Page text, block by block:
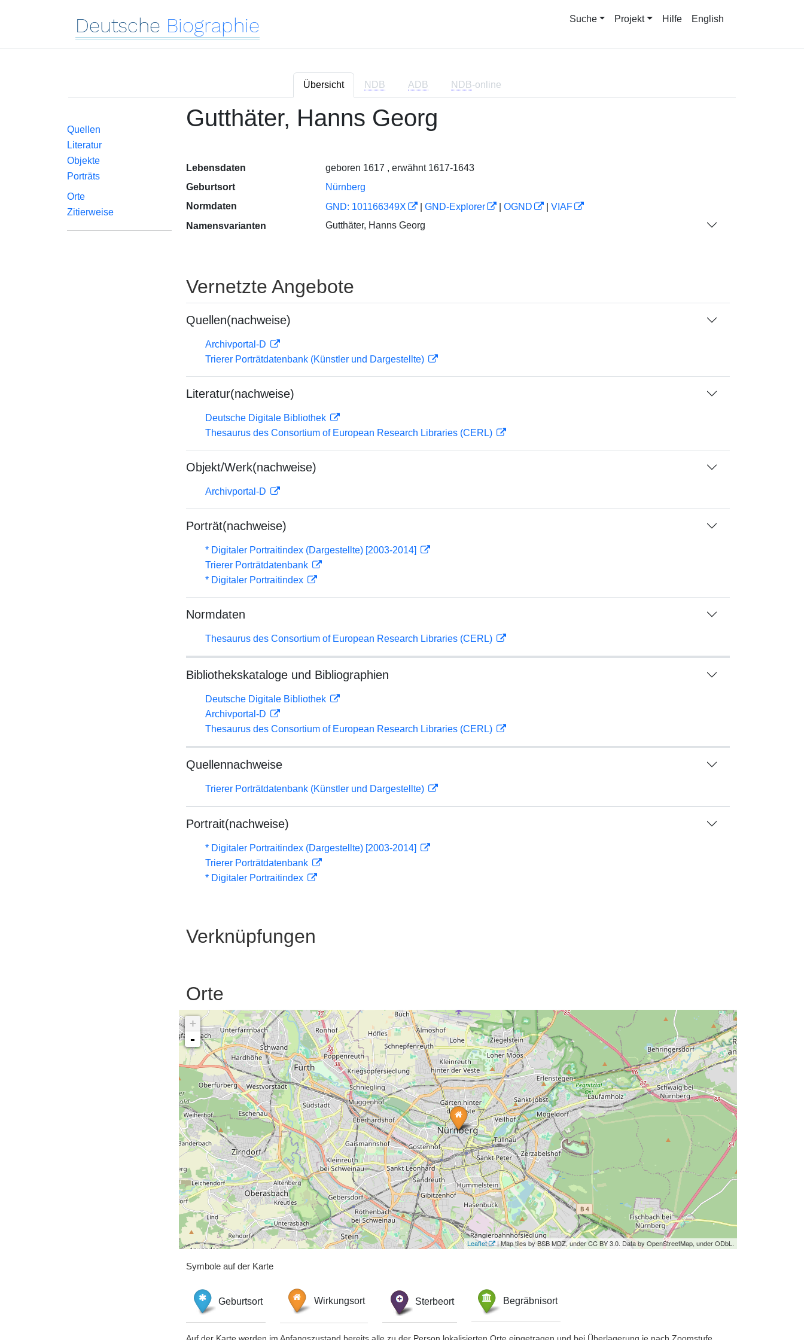
Deutsche Biographie Suche Projekt Hilfe English
Übersicht NDB ADB NDB-online
Quellen
Literatur
Objekte
Porträts
Orte
Zitierweise
Gutthäter, Hanns Georg
Lebensdaten
geboren 1617 , erwähnt 1617-1643
Geburtsort
Nürnberg
Normdaten
GND: 101166349X GND-Explorer OGND
VIAF
Namensvarianten
Gutthäter, Hanns Georg
Vernetzte Angebote
Quellen(nachweise)
Archivportal-D
Trierer Porträtdatenbank (Künstler und Dargestellte)
Literatur(nachweise)
Deutsche Digitale Bibliothek
Thesaurus des Consortium of European Research Libraries (CERL)
Objekt/Werk(nachweise)
Archivportal-D
Porträt(nachweise)
* Digitaler Portraitindex (Dargestellte) [2003-2014]
Trierer Porträtdatenbank
* Digitaler Portraitindex
Normdaten
Thesaurus des Consortium of European Research Libraries (CERL)
Bibliothekskataloge und Bibliographien
Deutsche Digitale Bibliothek
Archivportal-D
Thesaurus des Consortium of European Research Libraries (CERL)
Quellennachweise
Trierer Porträtdatenbank (Künstler und Dargestellte)
Portrait(nachweise)
* Digitaler Portraitindex (Dargestellte) [2003-2014]
Trierer Porträtdatenbank
* Digitaler Portraitindex
Verknüpfungen
Orte
+
-
Leaflet | Map tiles by BSB MDZ, under CC BY 3.0. Data by OpenStreetMap, under ODbL.
Symbole auf der Karte
Geburtsort Wirkungsort Sterbeort Begräbnisort